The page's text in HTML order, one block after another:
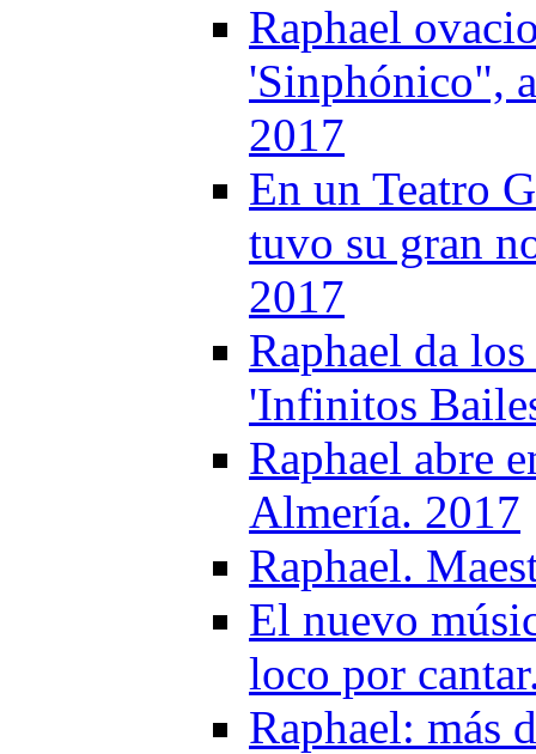
Raphael
'Sinphónico",
2017
En un Teatro
tuvo su gran
2017
Raphael da
'Infinitos
Raphael abre
Almería. 2017
Raphael.
El nuevo
loco por
Raphael: más